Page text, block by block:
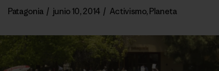
Patagonia / junio 10, 2014 / Activismo,Planeta